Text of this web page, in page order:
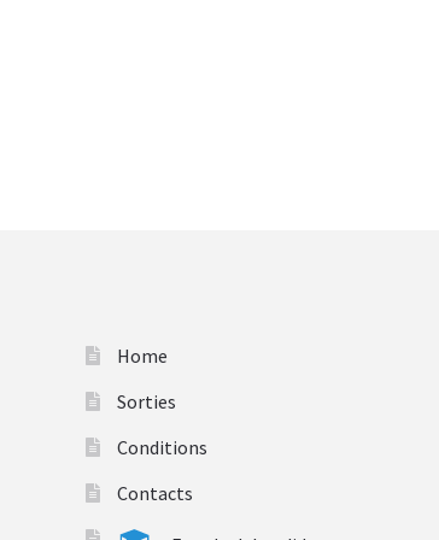
Home
Sorties
Conditions
Contacts